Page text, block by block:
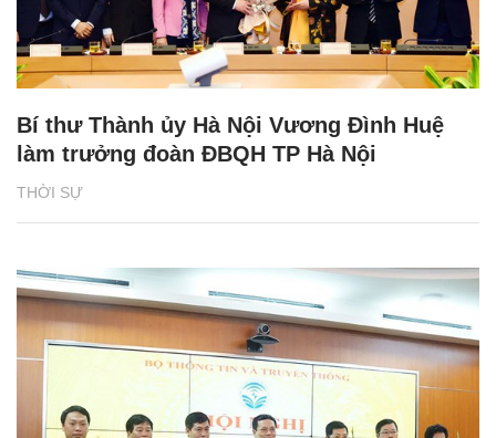
THỜI SỰ
Bí thư Thành ủy Hà Nội Vương Đình Huệ
làm trưởng đoàn ĐBQH TP Hà Nội